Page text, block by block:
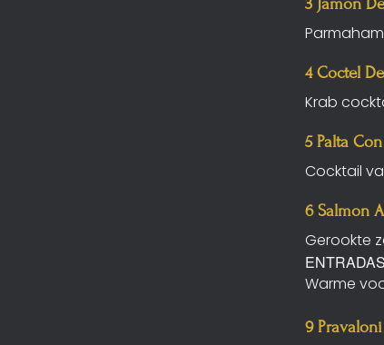
4 Coctel
Krab
5 Palta
Cocktail
6 Salmon
Gerookte
Warme
9 Pravaloni